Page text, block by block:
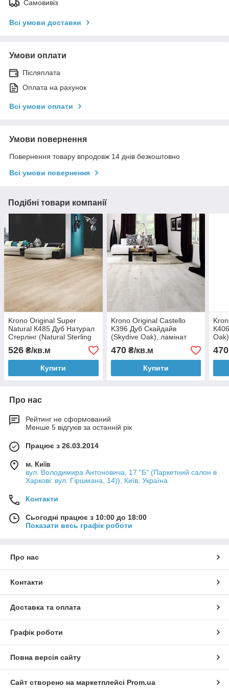
Самовивіз
Всі умови доставки
Умови оплати
Післяплата
Оплата на рахунок
Всі умови оплати
Умови повернення
Повернення товару впродовж 14 днів безкоштовно
Всі умови повернення
Подібні товари компанії
Krono Original Super
Natural К485 Дуб Натурал
Стерлінг (Natural Sterling
Oak), ламінат
526 ₴/кв.м
Купити
Krono Original Castello
K396 Дуб Скайдайв
(Skydive Oak), ламінат
470₴/кв.м
Купити
470
Про нас
Рейтинг не сформований
Менше 5 відгуків за останній рік
Працює з 26.03.2014
м. Київ
вул. Володимира Антоновича, 17 "Б" (Паркетний салон в
Харкові: вул. Гіршмана, 14)), Київ, Україна
Контакти
Сьогодні працює з 10:00 до 18:00
Показати весь графік роботи
Про нас
Контакти
Доставка та оплата
Графік роботи
Повна версія сайту
Сайт створено на маркетплейсі Prom.ua